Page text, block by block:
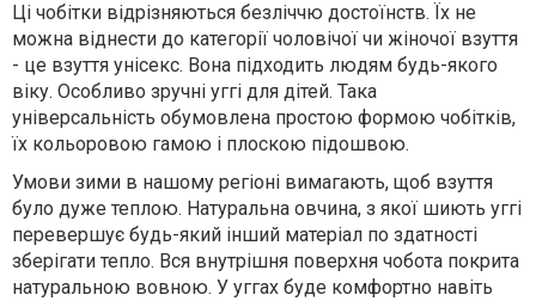
Ці чобітки відрізняються безліччю достоїнств. Їх не
можна віднести до категорії чоловічої чи жіночої взуття
- це взуття унісекс. Вона підходить людям будь-якого
віку. Особливо зручні уггі для дітей. Така
універсальність обумовлена ​​простою формою чобітків,
їх кольоровою гамою і плоскою підошвою.
Умови зими в нашому регіоні вимагають, щоб взуття
було дуже теплою. Натуральна овчина, з якої шиють уггі
перевершує будь-який інший матеріал по здатності
зберігати тепло. Вся внутрішня поверхня чобота покрита
натуральною вовною. У уггах буде комфортно навіть